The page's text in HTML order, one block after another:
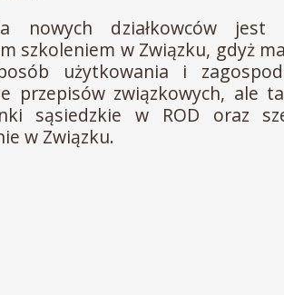
nowych działkowców jest
szkoleniem w Związku, gdyż
użytkowania i
przepisów związkowych, ale
sąsiedzkie w ROD oraz
w Związku.